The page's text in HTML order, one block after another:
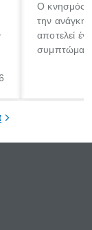
Ο κνησμός
την ανάγκη
αποτελεί